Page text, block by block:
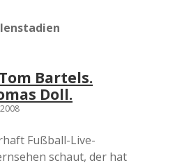
Bartels.
Doll.
Fußball-Live-
schaut, der hat